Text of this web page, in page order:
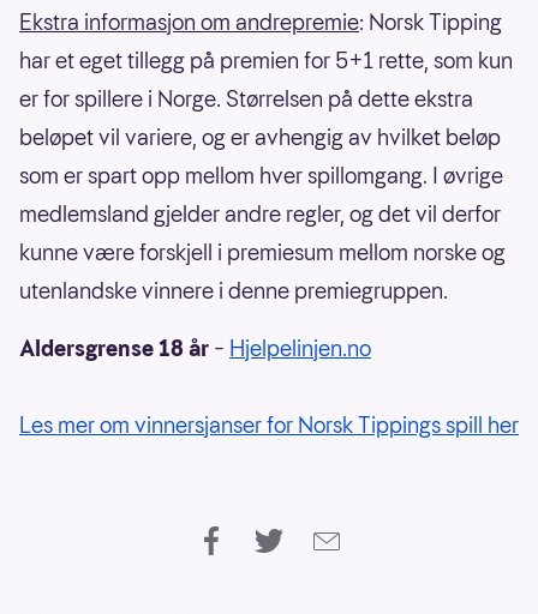
Ekstra informasjon om andrepremie: Norsk Tipping
har et eget tillegg på premien for 5+1 rette, som kun
er for spillere i Norge. Størrelsen på dette ekstra
beløpet vil variere, og er avhengig av hvilket beløp
som er spart opp mellom hver spillomgang. I øvrige
medlemsland gjelder andre regler, og det vil derfor
kunne være forskjell i premiesum mellom norske og
utenlandske vinnere i denne premiegruppen.
Aldersgrense 18 år – Hjelpelinjen.no
Les mer om vinnersjanser for Norsk Tippings spill her